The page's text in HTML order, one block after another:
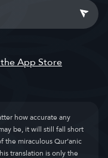
how accurate any
be, it will still fall short
miraculous Qur’anic
translation is only the